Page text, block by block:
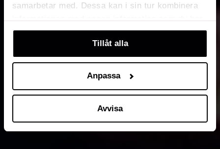
samarbetar med. Dessa kan i sin tur kombinera
informationen med annan information som du har
tillhandahållit eller som de har samlat in när du
har använt deras tjänster. Du kan välja att klicka
på “information” för att välja och justera vilka
cookies som ska sättas. Läs vår
använder dem och hur du kan neka dem.
Tillåt alla
Anpassa
Avvisa